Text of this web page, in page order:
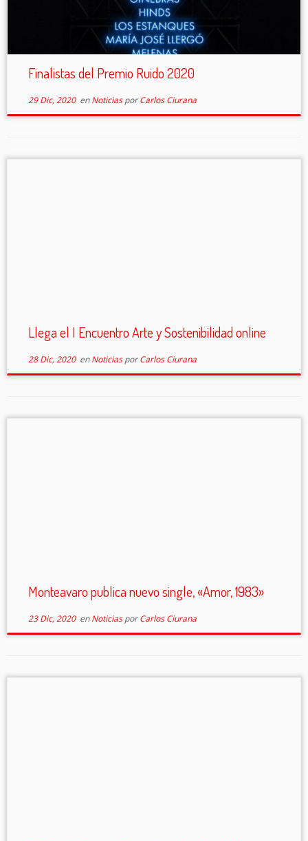
Finalistas del Premio Ruido 2020
29 Dic, 2020enNoticiasporCarlos Ciurana
Llega el I Encuentro Arte y Sostenibilidad online
28 Dic, 2020enNoticiasporCarlos Ciurana
Monteavaro publica nuevo single, «Amor, 1983»
23 Dic, 2020enNoticiasporCarlos Ciurana